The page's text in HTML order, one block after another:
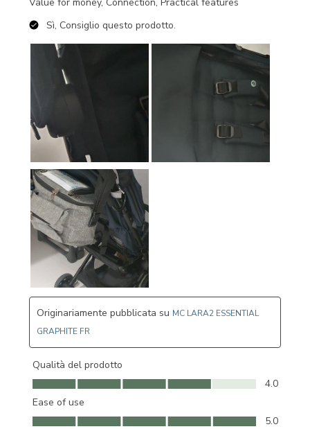
Value for money, Connection, Practical features
Sì, Consiglio questo prodotto.
Originariamente pubblicata su MC LARA2 ESSENTIAL
GRAPHITE FR
Qualità del prodotto
Qualità del prodotto, 4.0 su 5
4.0
Ease of use
Ease of use, 5.0 su 5
5.0